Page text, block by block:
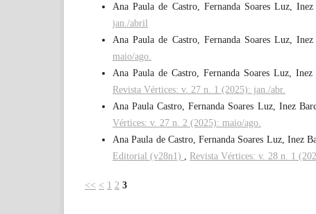
Ana Paula de Castro, Fernanda Soares Luz,
jan./abril
Ana Paula de Castro, Fernanda Soares Luz,
maio/ago.
Ana Paula de Castro, Fernanda Soares Luz,
Revista Vértices: v. 27 n. 1 (2025): jan./abr.
Ana Paula Castro, Fernanda Soares Luz, Inez
Vértices: v. 27 n. 2 (2025): maio/ago.
Ana Paula de Castro, Fernanda Soares Luz, Inez
Editorial (v28n1)
Revista Vértices: v. 28 n. 1
<< < 1 2 3